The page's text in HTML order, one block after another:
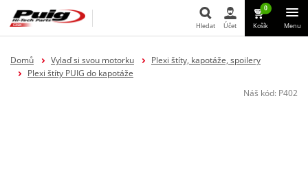
Hledat
Hledat Účet
0
Košík Menu
Domů Vylaď si svou motorku
Plexi štíty, kapotáže, spoilery
Plexi štíty PUIG do kapotáže
Náš kód: P402